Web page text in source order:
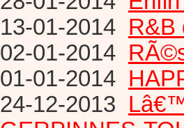
13-01-2014 R&B
02-01-2014
01-01-2014
24-12-2013